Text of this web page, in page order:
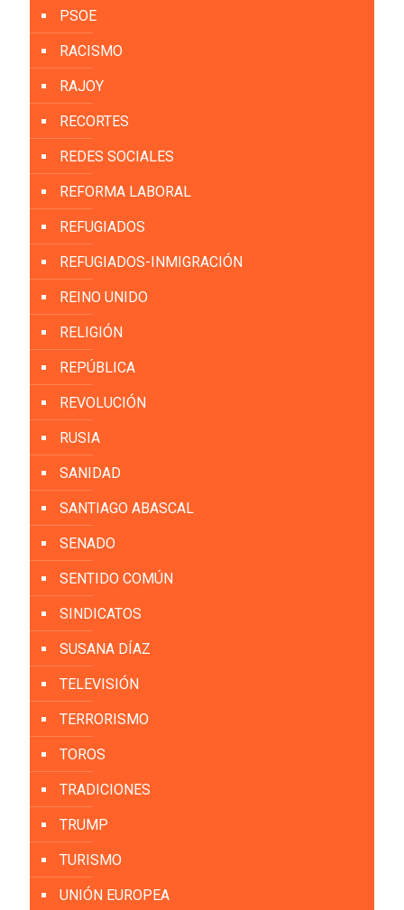
PSOE
RACISMO
RAJOY
RECORTES
REDES SOCIALES
REFORMA LABORAL
REFUGIADOS
REFUGIADOS-INMIGRACIÓN
REINO UNIDO
RELIGIÓN
REPÚBLICA
REVOLUCIÓN
RUSIA
SANIDAD
SANTIAGO ABASCAL
SENADO
SENTIDO COMÚN
SINDICATOS
SUSANA DÍAZ
TELEVISIÓN
TERRORISMO
TOROS
TRADICIONES
TRUMP
TURISMO
UNIÓN EUROPEA